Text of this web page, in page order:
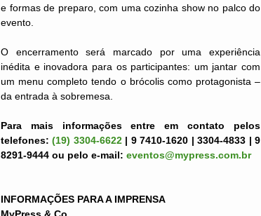
e formas de preparo, com uma cozinha show no palco do
evento.
O encerramento será marcado por uma experiência
inédita e inovadora para os participantes: um jantar com
um menu completo tendo o brócolis como protagonista –
da entrada à sobremesa.
Para mais informações entre em contato pelos
telefones:(19) 3304-6622| 9 7410-1620 | 3304-4833 | 9
8291-9444 ou pelo e-mail: eventos@mypress.com.br
INFORMAÇÕES PARA A IMPRENSA